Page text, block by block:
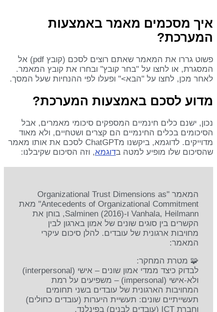
איך מסכמים מאמר באמצעות
המערכת?
פשוט גררו את המאמר שאתם רוצים לסכם (קובץ pdf) אל
המסגרת, או לחצו על "בחר קובץ" ובחרו את קובץ המאמר.
לאחר מכן, לחצו על "הבא>" ופעלו לפי ההנחיות שעל המסך.
מדוע לסכם באמצעות המערכת?
נכון, ישנם כלים חינמיים המספקים סיכומי מאמרים, אבל
הסיכומים בכלים החינמיים הם קצרים ושטחיים, ולא מאוד
מדוייקים. לדוגמא, ביקשנו מChatGPT לסכם את אותו מאמר
שהסיכום שלו מופיע למטה בדוגמא, וזה הסיכום שקיבלנו:
המאמר "Organizational Trust Dimensions as
Antecedents of Organizational Commitment" מאת
Vanhala, Heilmann ו-Salminen (2016), בוחן את
הקשרים בין סוגים שונים של אמון בארגון לבין
מחויבות ארגונית של עובדים. להלן סיכום עיקרי
המאמר:
🧩 מטרת המחקר:
לבדוק כיצד ממדי אמון שונים – אישי (interpersonal)
ולא-אישי (impersonal) – משפיעים על רמת
המחויבות הארגונית של עובדים בשני תחומים
תעשייתיים שונים: תעשיית היערות (עובדים כחולים)
וחברת ICT (עובדים לבנים) בפינלנד.